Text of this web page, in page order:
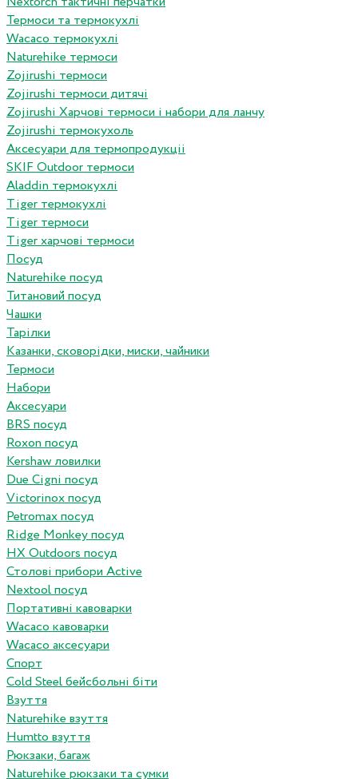
Термоси та термокухлі
Wacaco термокухлі
Naturehike термоси
Zojirushi термоси
Zojirushi термоси дитячі
Zojirushi Харчові термоси і набори для ланчу
Zojirushi термокухоль
Аксесуари для термопродукціі
SKIF Outdoor термоси
Aladdin термокухлі
Tiger термокухлі
Tiger термоси
Tiger харчові термоси
Посуд
Naturehike посуд
Титановий посуд
Чашки
Тарілки
Казанки, сковорідки, миски, чайники
Термоси
Набори
Аксесуари
BRS посуд
Roxon посуд
Kershaw ловилки
Due Cigni посуд
Victorinox посуд
Petromax посуд
Ridge Monkey посуд
HX Outdoors посуд
Столові прибори Active
Nextool посуд
Портативні кавоварки
Wacaco кавоварки
Wacaco аксесуари
Спорт
Cold Steel бейсбольні біти
Взуття
Naturehike взуття
Humtto взуття
Рюкзаки, багаж
Naturehike рюкзаки та сумки